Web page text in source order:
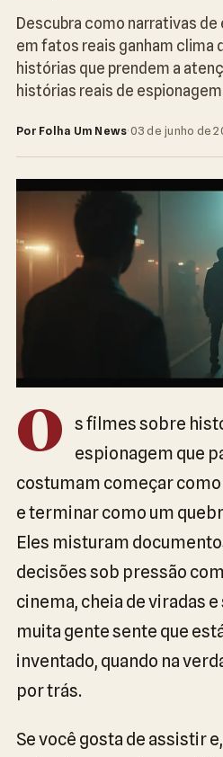
Descubra como narrativas
em fatos reais ganham clima
histórias que prendem a
histórias reais de
Por Folha Um News·03 de junho de
O
s filmes sobre
espionagem que
costumam começar
e terminar como um
Eles misturam
decisões sob pressão
cinema, cheia de viradas
muita gente sente que
inventado, quando na
por trás.
Se você gosta de assistir